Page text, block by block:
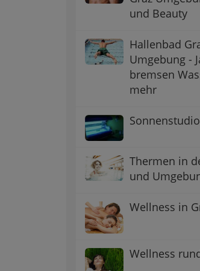
und Beauty
Hallenbad
Umgebung -
bremsen
mehr
Thermen in
und
Wellness in
Wellness